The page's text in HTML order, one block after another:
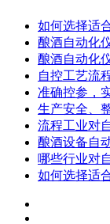
如何选择适
酿酒自动化
酿酒自动化
自控工艺流
准确控参，
生产安全、
流程工业对
酿酒设备自
哪些行业对
如何选择适